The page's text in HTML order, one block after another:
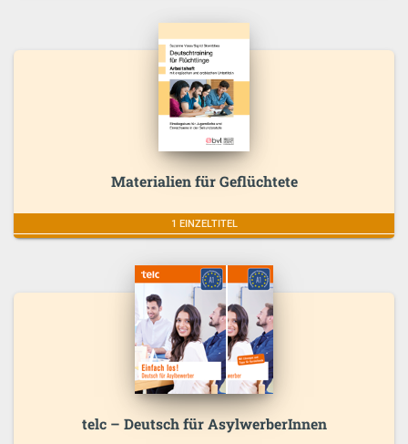
Materialien für Geflüchtete
1 EINZELTITEL
telc – Deutsch für AsylwerberInnen